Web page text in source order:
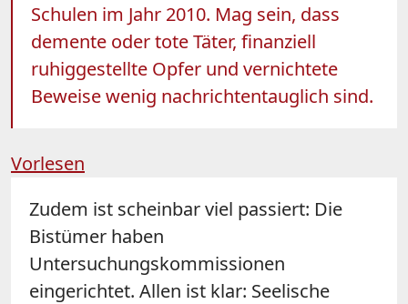
Schulen im Jahr 2010. Mag sein, dass
demente oder tote Täter, finanziell
ruhiggestellte Opfer und vernichtete
Beweise wenig nachrichtentauglich sind.
Vorlesen
Zudem ist scheinbar viel passiert: Die
Bistümer haben
Untersuchungskommissionen
eingerichtet. Allen ist klar: Seelische